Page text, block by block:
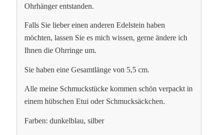
Ohrhänger entstanden.
Falls Sie lieber einen anderen Edelstein haben
möchten, lassen Sie es mich wissen, gerne ändere ich
Ihnen die Ohrringe um.
Sie haben eine Gesamtlänge von 5,5 cm.
Alle meine Schmuckstücke kommen schön verpackt in
einem hübschen Etui oder Schmucksäckchen.
Farben: dunkelblau, silber